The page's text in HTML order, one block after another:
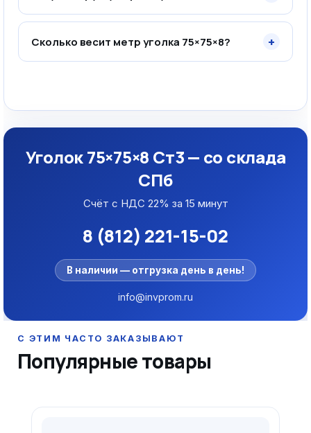
Сколько весит метр уголка 75×75×8? +
Уголок 75×75×8 Ст3 — со склада
СПб
Счёт с НДС 22% за 15 минут
8 (812) 221-15-02
В наличии — отгрузка день в день!
info@invprom.ru
Популярные товары